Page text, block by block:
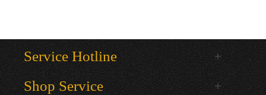
Service Hotline
Shop Service